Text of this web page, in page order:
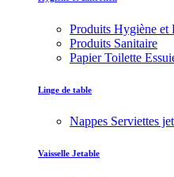
Produits Hygiène et
Produits Sanitaire
Papier Toilette
Linge de table
Nappes Serviettes
Vaisselle Jetable